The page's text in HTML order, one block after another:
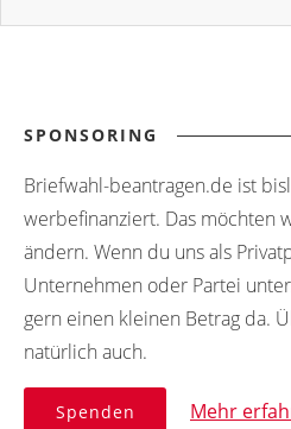
SPONSORING
Briefwahl-beantragen.de ist
werbefinanziert. Das möchten
ändern. Wenn du uns als
Unternehmen oder Partei
gern einen kleinen Betrag da.
natürlich auch.
Spenden Mehr